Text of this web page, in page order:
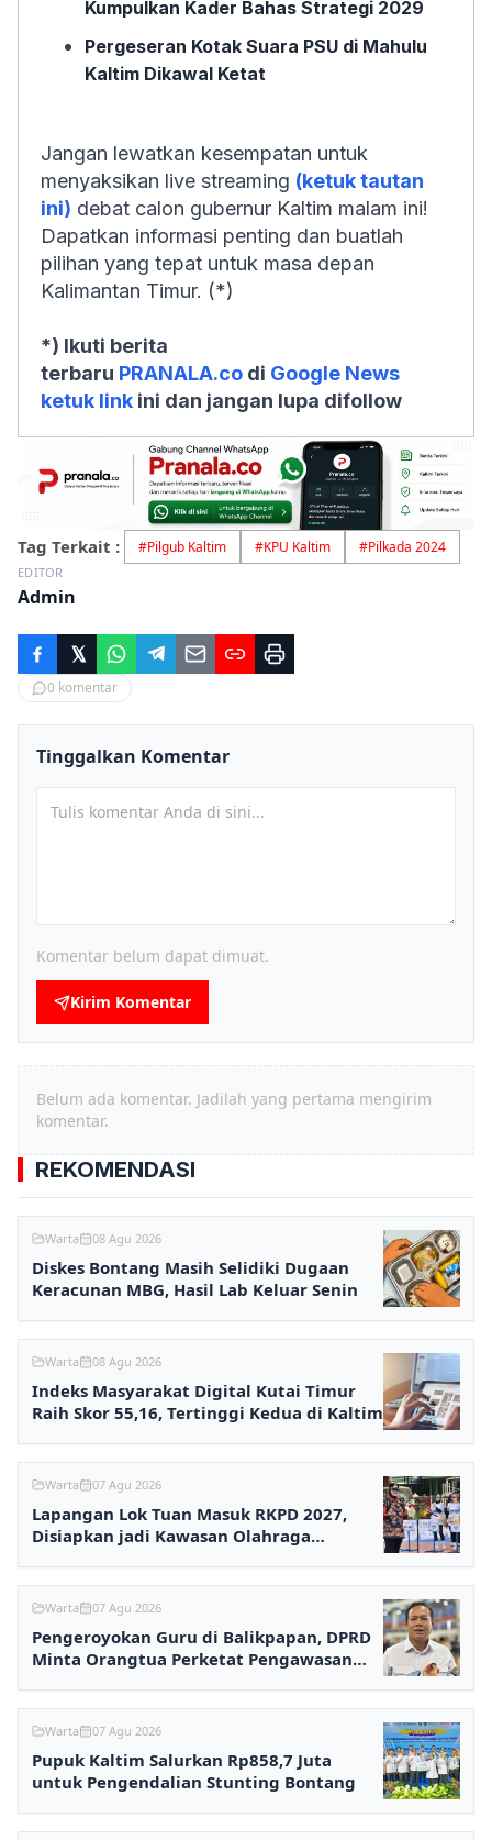
Kumpulkan Kader Bahas Strategi 2029
Pergeseran Kotak Suara PSU di Mahulu
Kaltim Dikawal Ketat
Jangan lewatkan kesempatan untuk
menyaksikan live streaming (ketuk tautan
ini) debat calon gubernur Kaltim malam ini!
Dapatkan informasi penting dan buatlah
pilihan yang tepat untuk masa depan
Kalimantan Timur. (*)
*) Ikuti berita
terbaru PRANALA.co di Google News
ketuk link ini dan jangan lupa difollow
Tag Terkait : #Pilgub Kaltim #KPU Kaltim #Pilkada 2024
EDITOR
Admin
0 komentar
Tinggalkan Komentar
Komentar belum dapat dimuat.
Kirim Komentar
Belum ada komentar. Jadilah yang pertama mengirim
komentar.
REKOMENDASI
Warta 08 Agu 2026
Diskes Bontang Masih Selidiki Dugaan
Keracunan MBG, Hasil Lab Keluar Senin
Warta 08 Agu 2026
Indeks Masyarakat Digital Kutai Timur
Raih Skor 55,16, Tertinggi Kedua di Kaltim
Warta 07 Agu 2026
Lapangan Lok Tuan Masuk RKPD 2027,
Disiapkan jadi Kawasan Olahraga
Warta 07 Agu 2026
Pengeroyokan Guru di Balikpapan, DPRD
Minta Orangtua Perketat Pengawasan
Warta 07 Agu 2026
Pupuk Kaltim Salurkan Rp858,7 Juta
untuk Pengendalian Stunting Bontang